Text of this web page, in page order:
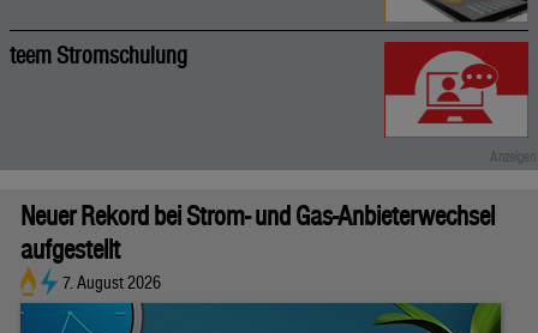
teem Stromschulung
Neuer Rekord bei Strom- und Gas-Anbieterwechsel
aufgestellt
7. August 2026